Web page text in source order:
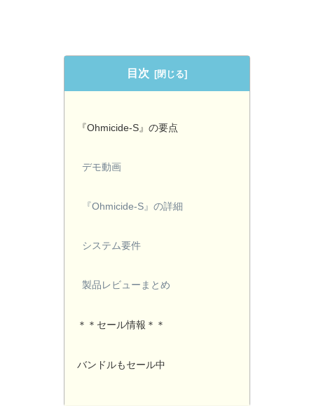
目次
『Ohmicide-S』の要点
デモ動画
『Ohmicide-S』の詳細
システム要件
製品レビューまとめ
＊＊セール情報＊＊
バンドルもセール中